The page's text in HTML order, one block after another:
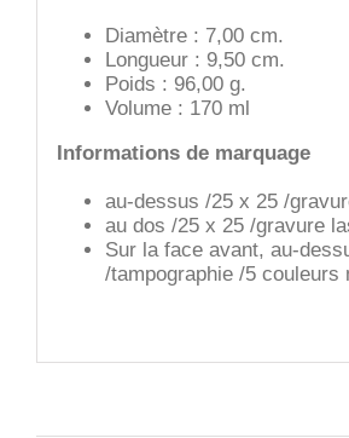
Diamètre : 7,00 cm.
Longueur : 9,50 cm.
Poids : 96,00 g.
Volume : 170 ml
Informations de marquage
au-dessus /25 x 25 /
au dos /25 x 25 /gravure
Sur la face avant, au-
/tampographie /5 couleurs